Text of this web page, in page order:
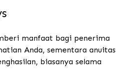
manfaat bagi penerima
Anda, sementara anuitas
biasanya selama